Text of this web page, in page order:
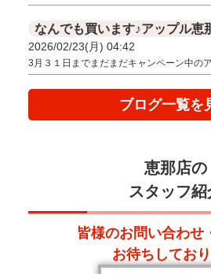
なんでも買います♪アップル恵
2026/02/23(月) 04:42
3月３１日までまだまだキャンペーン中の
ブログ一覧を
恵那店の
スタッフ紹
皆様のお問い合わせ
お待ちしてお